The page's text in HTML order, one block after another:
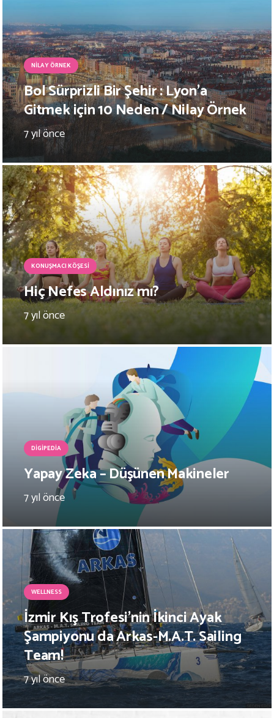
NILAY ÖRNEK
Bol Sürprizli Bir Şehir : Lyon’a
Gitmek için 10 Neden / Nilay Örnek
7 yıl önce
KONUŞMACI KÖŞESI
Hiç Nefes Aldınız mı?
7 yıl önce
DIGIPEDIA
Yapay Zeka – Düşünen Makineler
7 yıl önce
WELLNESS
İzmir Kış Trofesi’nin İkinci Ayak
Şampiyonu da Arkas-M.A.T. Sailing
Team!
7 yıl önce